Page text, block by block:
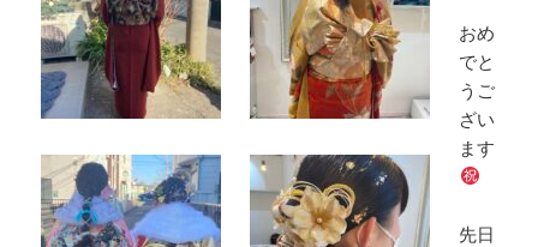
おめ
でと
うご
ざい
ます
先日